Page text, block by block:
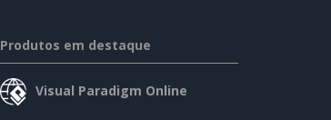
Produtos em destaque
Visual Paradigm Online